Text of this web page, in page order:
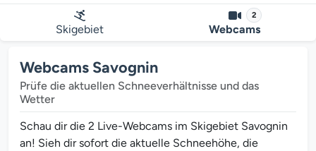
Skigebiet
2
Webcams
Webcams Savognin
Prüfe die aktuellen Schneeverhältnisse und das
Wetter
Schau dir die 2 Live-Webcams im Skigebiet Savognin
an! Sieh dir sofort die aktuelle Schneehöhe, die